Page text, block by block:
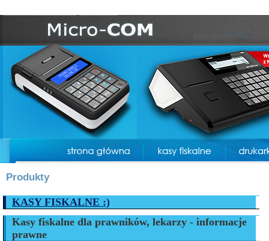
Produkty
KASY FISKALNE :)
Kasy fiskalne dla prawników, lekarzy - informacje
prawne